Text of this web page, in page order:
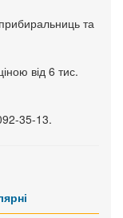
та
від 6 тис.
35-13.